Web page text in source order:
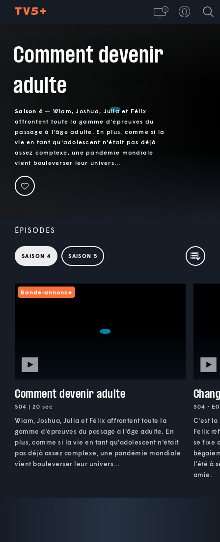
Comment devenir
adulte
Saison 4 — Wiam, Joshua, Julia et Félix
affrontent toute la gamme d'épreuves du
passage à l'âge adulte. En plus, comme si la
vie en tant qu'adolescent n'était pas déjà
assez complexe, une pandémie mondiale
vient bouleverser leur univers...
ÉPISODES
SAISON 4 SAISON 5
Bande-annonce
Comment devenir adulte
S04 | 20 sec
Wiam, Joshua, Julia et Félix affrontent toute la
gamme d'épreuves du passage à l'âge adulte. En
plus, comme si la vie en tant qu'adolescent n'était
pas déjà assez complexe, une pandémie mondiale
vient bouleverser leur univers...
S04 •
C'est la
Félix
se fixe
l'été à
amie.